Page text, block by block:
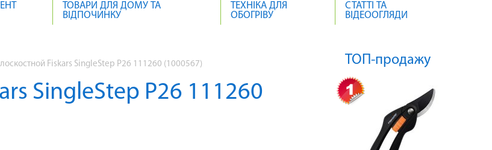
ТОВАРИ ДЛЯ ДОМУ ТА
ВІДПОЧИНКУ
ТЕХНІКА ДЛЯ
ОБОГРІВУ
СТАТТІ ТА
ВІДЕООГЛЯДИ
Fiskars SingleStep P26 111260 (1000567)
SingleStep P26 111260
ТОП-продажу